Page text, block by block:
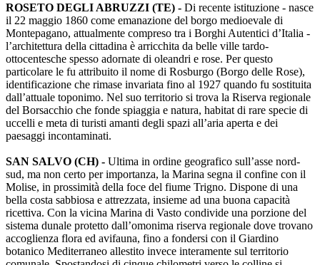
ROSETO DEGLI ABRUZZI (TE) - Di recente istituzione - nasce
il 22 maggio 1860 come emanazione del borgo medioevale di
Montepagano, attualmente compreso tra i Borghi Autentici d’Italia -
l’architettura della cittadina è arricchita da belle ville tardo-
ottocentesche spesso adornate di oleandri e rose. Per questo
particolare le fu attribuito il nome di Rosburgo (Borgo delle Rose),
identificazione che rimase invariata fino al 1927 quando fu sostituita
dall’attuale toponimo. Nel suo territorio si trova la Riserva regionale
del Borsacchio che fonde spiaggia e natura, habitat di rare specie di
uccelli e meta di turisti amanti degli spazi all’aria aperta e dei
paesaggi incontaminati.
SAN SALVO (CH) - Ultima in ordine geografico sull’asse nord-
sud, ma non certo per importanza, la Marina segna il confine con il
Molise, in prossimità della foce del fiume Trigno. Dispone di una
bella costa sabbiosa e attrezzata, insieme ad una buona capacità
ricettiva. Con la vicina Marina di Vasto condivide una porzione del
sistema dunale protetto dall’omonima riserva regionale dove trovano
accoglienza flora ed avifauna, fino a fondersi con il Giardino
botanico Mediterraneo allestito invece interamente sul territorio